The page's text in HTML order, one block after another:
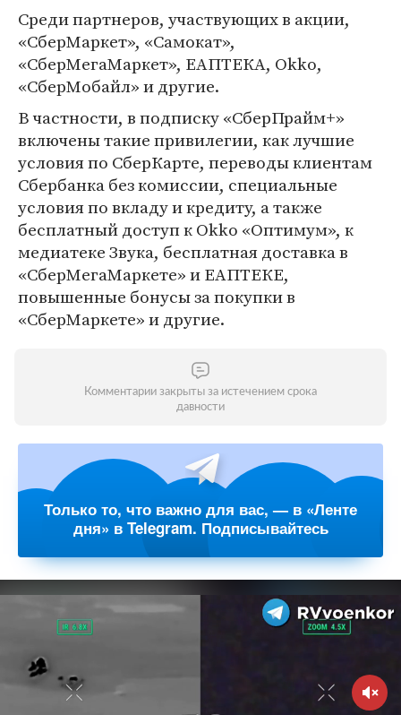
Среди партнеров, участвующих в акции,
«СберМаркет», «Самокат»,
«СберМегаМаркет», ЕАПТЕКА, Okko,
«СберМобайл» и другие.
В частности, в подписку «СберПрайм+»
включены такие привилегии, как лучшие
условия по СберКарте, переводы клиентам
Сбербанка без комиссии, специальные
условия по вкладу и кредиту, а также
бесплатный доступ к Okko «Оптимум», к
медиатеке Звука, бесплатная доставка в
«СберМегаМаркете» и ЕАПТЕКЕ,
повышенные бонусы за покупки в
«СберМаркете» и другие.
Комментарии закрыты за истечением срока
давности
Только то, что важно для вас, — в «Ленте
дня» в Telegram. Подписывайтесь